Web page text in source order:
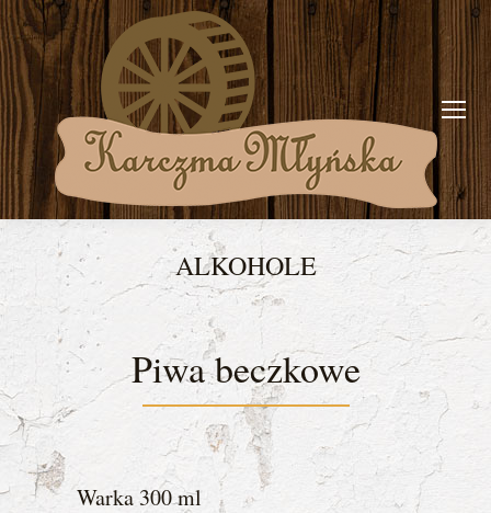
ALKOHOLE
You are here:
Piwa beczkowe
Warka 300 ml